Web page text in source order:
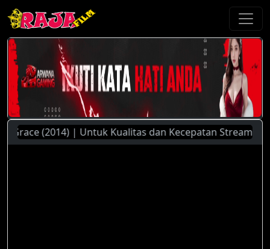
(2014) | Untuk Kualitas dan Kecepatan Streaming